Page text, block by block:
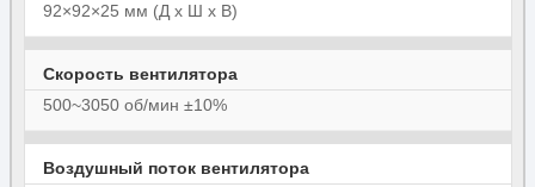
92×92×25 мм (Д х Ш х В)
Скорость вентилятора
500~3050 об/мин ±10%
Воздушный поток вентилятора